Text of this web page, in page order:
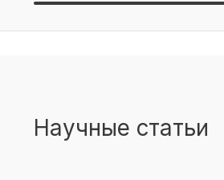
Научные статьи